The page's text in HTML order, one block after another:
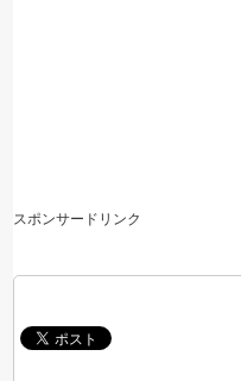
スポンサードリンク